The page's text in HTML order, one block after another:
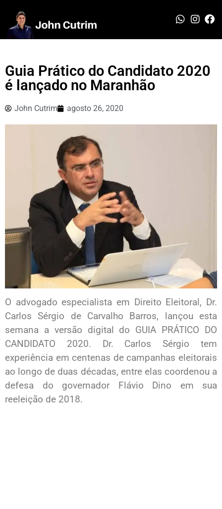
Guia Prático do Candidato 2020
é lançado no Maranhão
John Cutrim agosto 26, 2020
O advogado especialista em Direito Eleitoral, Dr.
Carlos Sérgio de Carvalho Barros, lançou esta
semana a versão digital do GUIA PRÁTICO DO
CANDIDATO 2020. Dr. Carlos Sérgio tem
experiência em centenas de campanhas eleitorais
ao longo de duas décadas, entre elas coordenou a
defesa do governador Flávio Dino em sua
reeleição de 2018.